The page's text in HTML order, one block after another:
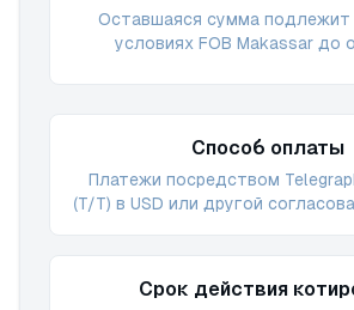
Оставшаяся сумма подлежит
условиях FOB Makassar до
Способ оплаты
Платежи посредством
(T/T) в USD или другой
Срок действия